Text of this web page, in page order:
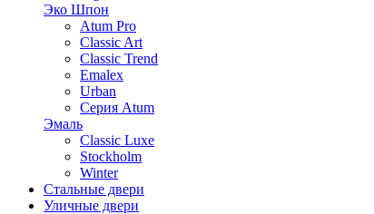
Эко Шпон
Atum Pro
Classic Art
Classic Trend
Emalex
Urban
Серия Atum
Эмаль
Classic Luxe
Stockholm
Winter
Стальные двери
Уличные двери